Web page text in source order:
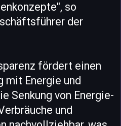
so
der
fördert einen
mit Energie und
Senkung von Energie-
und